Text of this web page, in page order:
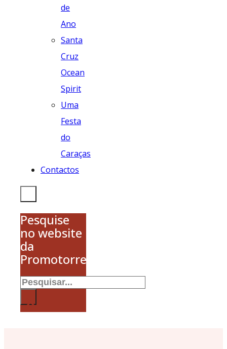
de
Ano
Santa
Cruz
Ocean
Spirit
Uma
Festa
do
Caraças
Contactos
Pesquise
no website
da
Promotorres
Pesquisar
×